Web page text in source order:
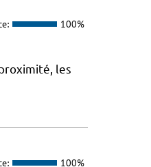
100%
les
100%